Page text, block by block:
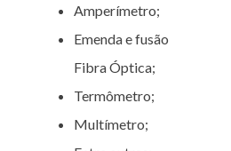
Amperímetro;
Emenda e fusão
Fibra Óptica;
Termômetro;
Multímetro;